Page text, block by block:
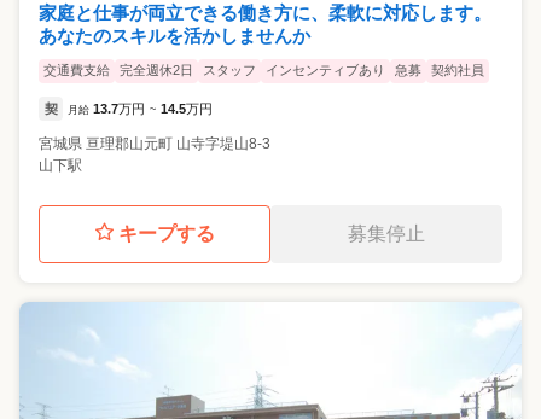
家庭と仕事が両立できる働き方に、柔軟に対応します。
あなたのスキルを活かしませんか
交通費支給 完全週休2日 スタッフ インセンティブあり 急募 契約社員
契 月給 13.7万円 ~ 14.5万円
宮城県 亘理郡山元町 山寺字堤山8-3
山下駅
キープする 募集停止